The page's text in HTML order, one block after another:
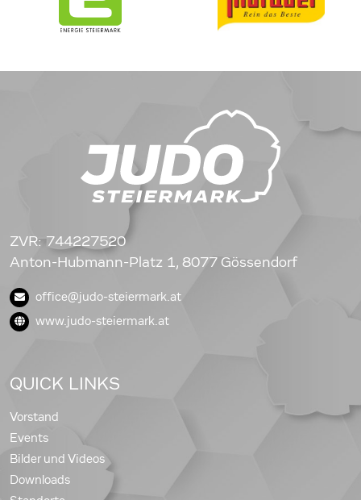
ZVR: 744227520
Anton-Hubmann-Platz 1, 8077 Gössendorf
office@judo-steiermark.at
www.judo-steiermark.at
QUICK LINKS
Vorstand
Events
Bilder und Videos
Downloads